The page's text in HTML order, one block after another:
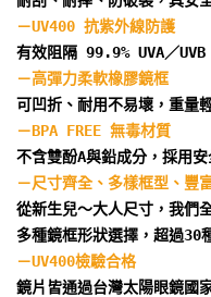
－
－
－
從新生兒～大人尺寸，我們
鏡片皆通過台灣太陽眼鏡國